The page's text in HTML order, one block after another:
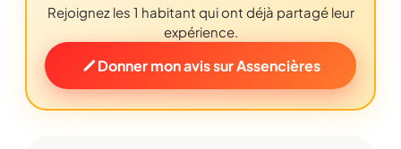
Rejoignez les 1 habitant qui ont déjà partagé leur
expérience.
Donner mon avis sur Assencières